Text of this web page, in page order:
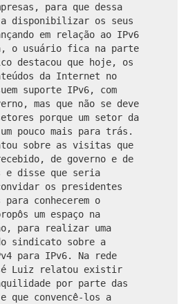
para que dessa
a disponibilizar os seus
em relação ao IPv6
o usuário fica na parte
destacou que hoje, os
da Internet no
suporte IPv6, com
mas que não se deve
porque um setor da
pouco mais para trás.
sobre as visitas que
de governo e de
e disse que seria
os presidentes
para conhecerem o
um espaço na
para realizar uma
sindicato sobre a
para IPv6. Na rede
Luiz relatou existir
por parte das
convencê-los a